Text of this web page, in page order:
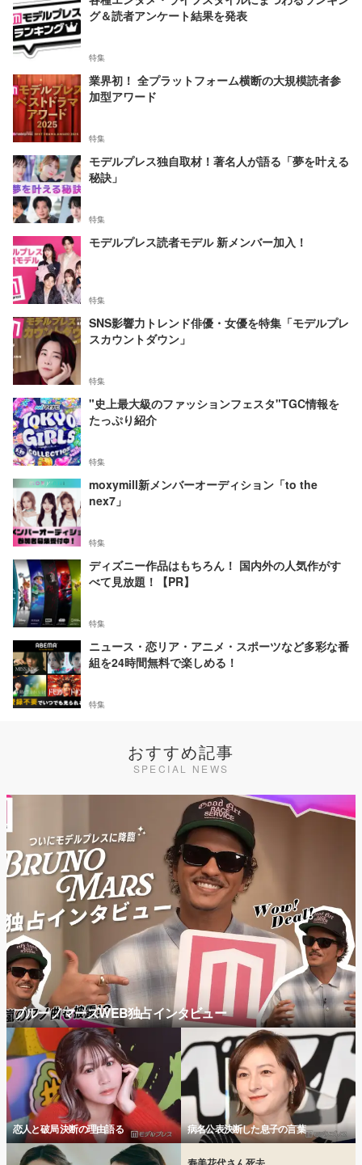
グ＆読者アンケート結果を発表
特集
業界初！ 全プラットフォーム横断の大規模読者参
加型アワード
特集
モデルプレス独自取材！著名人が語る「夢を叶える
秘訣」
特集
モデルプレス読者モデル 新メンバー加入！
特集
SNS影響力トレンド俳優・女優を特集「モデルプレ
スカウントダウン」
特集
"史上最大級のファッションフェスタ"TGC情報を
たっぷり紹介
特集
moxymill新メンバーオーディション「to the
nex7」
特集
ディズニー作品はもちろん！ 国内外の人気作がす
べて見放題！【PR】
特集
ニュース・恋リア・アニメ・スポーツなど多彩な番
組を24時間無料で楽しめる！
特集
おすすめ記事
SPECIAL NEWS
ブルーノマーズWEB独占インタビュー
恋人と破局 決断の理由語る 病名公表決断した息子の言葉